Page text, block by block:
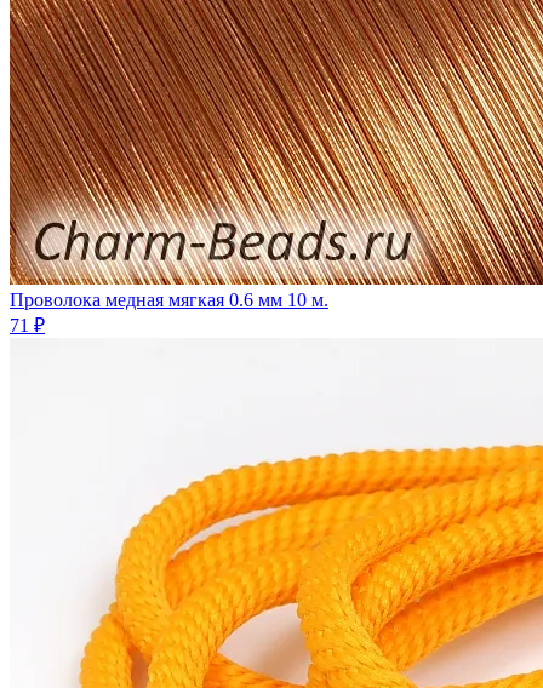
Проволока медная мягкая 0.6 мм 10 м.
71 ₽